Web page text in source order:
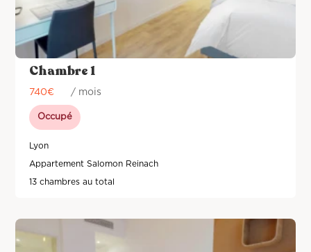
Chambre 1
740€ / mois
Occupé
Lyon
Appartement Salomon Reinach
13 chambres au total